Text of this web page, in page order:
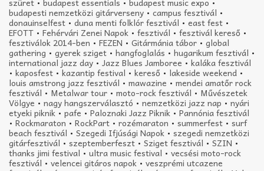
budapesti nemzetközi gitárverseny • campus fesztivál •
donauinselfest • duna menti folklór fesztivál • east fest •
EFOTT • Fehérvári Zenei Napok • fesztivál • fesztivál kereső •
fesztiválok 2014-ben • FEZEN • Gitármánia tábor • global
gathering • gyerek sziget • hangfoglalás • hugarikum fesztivál •
international jazz day • Jazz Blues Jamboree • kaláka fesztivál
• kaposfest • kazantip festival • kereső • lakeside weekend •
louis amstrong jazz fesztivál • mawazine • mendei amatőr rock
fesztivál • Metalwar tour • moto-rock fesztivál • Művészetek
Völgye • nagy hangszerválasztó • nemzetközi jazz nap • nyári
etyeki piknik • pafe • Paloznaki Jazz Piknik • Pannónia fesztivál
• Rockmaraton • RockPart • rozémaraton • summerfest • surf
beach fesztivál • Szegedi Ifjúsági Napok • szegedi nemzetközi
gitárfesztivál • szeptemberfeszt • Sziget fesztivál • SZIN •
thanks jimi festival • ultra music festival • vecsési moto-rock
fesztivál • velencei gitáros napok • veszprémi utcazene